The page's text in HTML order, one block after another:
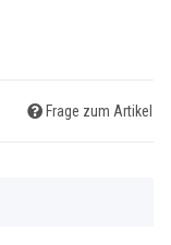
Frage zum Artikel